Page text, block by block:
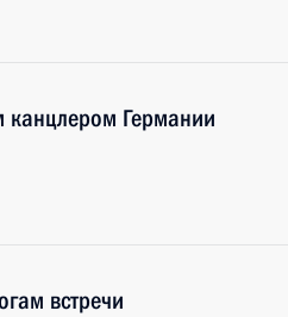
канцлером Германии
встречи